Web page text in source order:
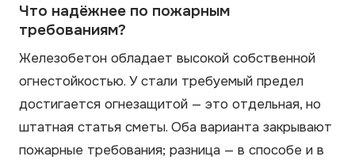
Что надёжнее по пожарным
требованиям?
Железобетон обладает высокой собственной
огнестойкостью. У стали требуемый предел
достигается огнезащитой — это отдельная, но
штатная статья сметы. Оба варианта закрывают
пожарные требования; разница — в способе и в